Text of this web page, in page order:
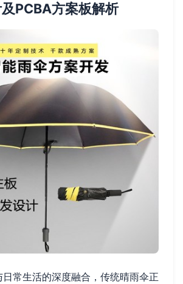
PCBA方案板解析
常生活的深度融合，传统晴雨伞正